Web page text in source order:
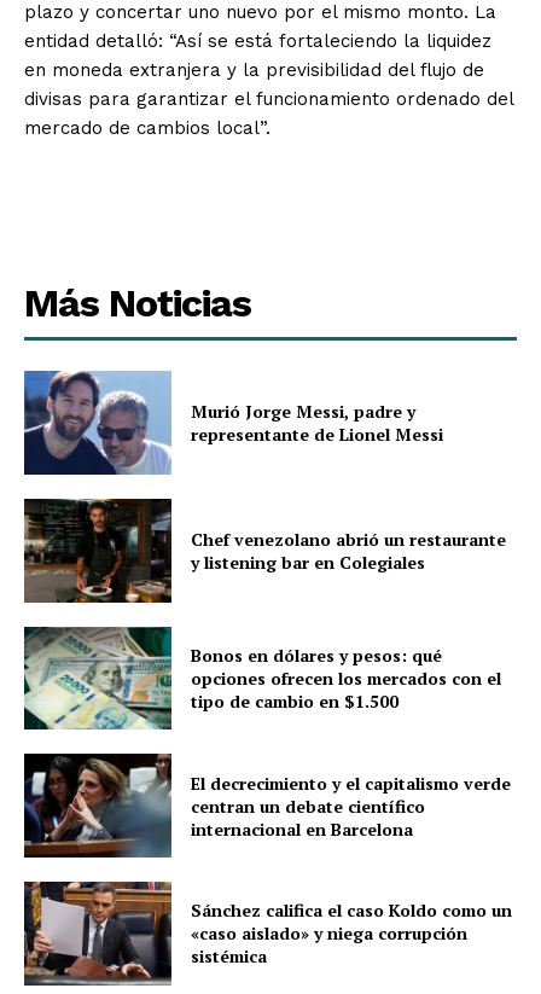
plazo y concertar uno nuevo por el mismo monto. La
entidad detalló: “Así se está fortaleciendo la liquidez
en moneda extranjera y la previsibilidad del flujo de
divisas para garantizar el funcionamiento ordenado del
mercado de cambios local”.
Más Noticias
Murió Jorge Messi, padre y
representante de Lionel Messi
Chef venezolano abrió un restaurante
y listening bar en Colegiales
Bonos en dólares y pesos: qué
opciones ofrecen los mercados con el
tipo de cambio en $1.500
El decrecimiento y el capitalismo verde
centran un debate científico
internacional en Barcelona
Sánchez califica el caso Koldo como un
«caso aislado» y niega corrupción
sistémica